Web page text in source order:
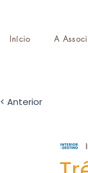
Início A
< Anterior